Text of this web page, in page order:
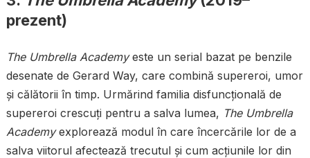
prezent)
The Umbrella Academyeste un serial bazat pe benzile
desenate de Gerard Way, care combină supereroi, umor
și călătorii în timp. Urmărind familia disfuncțională de
supereroi crescuți pentru a salva lumea, The Umbrella
Academyexplorează modul în care încercările lor de a
salva viitorul afectează trecutul și cum acțiunile lor din